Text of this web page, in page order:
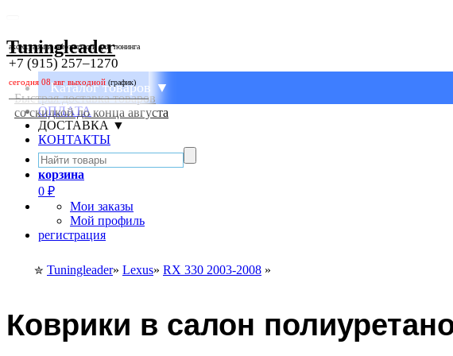
Tuningleader
аксессуары и автозапчасти для тюнинга
+7 (915) 257–1270
(график)
Быстрая доставка товаров
со скидкой до конца августа
Каталог товаров ▼
ОПЛАТА
ДОСТАВКА ▼
КОНТАКТЫ
корзина
0 ₽
Мои заказы
Мой профиль
регистрация
✮ Tuningleader» Lexus» RX 330 2003-2008 »
Коврики в салон